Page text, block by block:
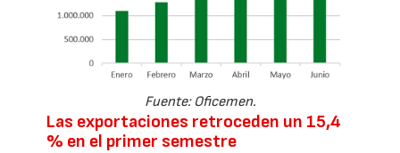
Fuente: Oficemen.
Las exportaciones retroceden un 15,4
% en el primer semestre